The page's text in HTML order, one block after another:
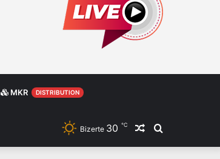
MKR DISTRIBUTION
Rechercher
Article
Bizerte 30 ℃